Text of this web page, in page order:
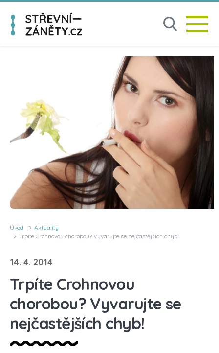
Úvod
Aktuality
Trpíte Crohnovou chorobou? Vyvarujte se nejčastějších chyb!
14. 4. 2014
Trpíte Crohnovou
chorobou? Vyvarujte se
nejčastějších chyb!